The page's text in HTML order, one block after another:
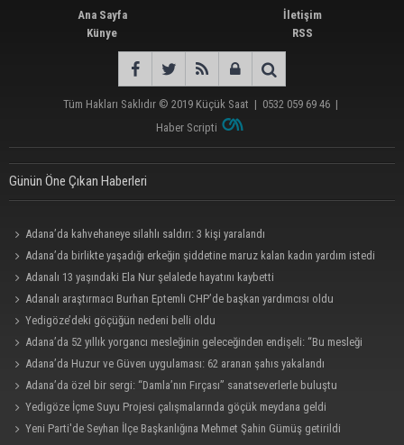
Ana Sayfa
Künye
İletişim
RSS
Tüm Hakları Saklıdır © 2019 Küçük Saat | 0532 059 69 46 |
Haber Scripti
Günün Öne Çıkan Haberleri
Adana’da kahvehaneye silahlı saldırı: 3 kişi yaralandı
Adana’da birlikte yaşadığı erkeğin şiddetine maruz kalan kadın yardım istedi
Adanalı 13 yaşındaki Ela Nur şelalede hayatını kaybetti
Adanalı araştırmacı Burhan Eptemli CHP’de başkan yardımcısı oldu
Yedigöze’deki göçüğün nedeni belli oldu
Adana’da 52 yıllık yorgancı mesleğinin geleceğinden endişeli: “Bu mesleği
çocuğuma bile öğretemedim”
Adana’da Huzur ve Güven uygulaması: 62 aranan şahıs yakalandı
Adana’da özel bir sergi: “Damla’nın Fırçası” sanatseverlerle buluştu
Yedigöze İçme Suyu Projesi çalışmalarında göçük meydana geldi
Yeni Parti'de Seyhan İlçe Başkanlığına Mehmet Şahin Gümüş getirildi